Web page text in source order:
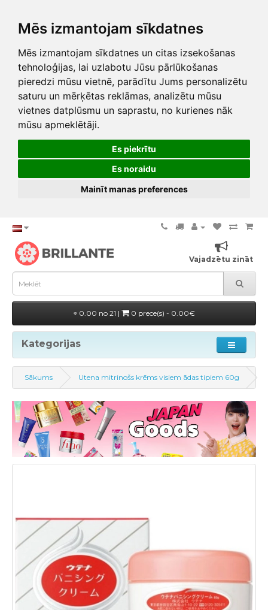
Mēs izmantojam sīkdatnes
Mēs izmantojam sīkdatnes un citas izsekošanas
tehnoloģijas, lai uzlabotu Jūsu pārlūkošanas
pieredzi mūsu vietnē, parādītu Jums personalizētu
saturu un mērķētas reklāmas, analizētu mūsu
vietnes datplūsmu un saprastu, no kurienes nāk
mūsu apmeklētāji.
Es piekrītu
Es noraidu
Mainīt manas preferences
Vajadzētu zināt
0.00 no 21 | 0 prece(s) - 0.00€
Kategorijas
Sākums Utena mitrinošs krēms visiem ādas tipiem 60g